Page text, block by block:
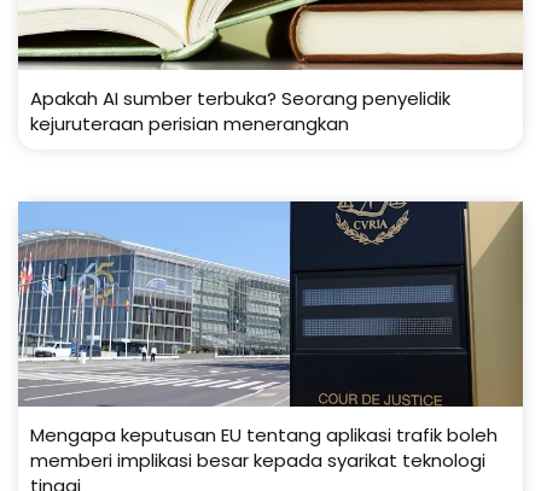
Apakah AI sumber terbuka? Seorang penyelidik
kejuruteraan perisian menerangkan
Mengapa keputusan EU tentang aplikasi trafik boleh
memberi implikasi besar kepada syarikat teknologi
tinggi